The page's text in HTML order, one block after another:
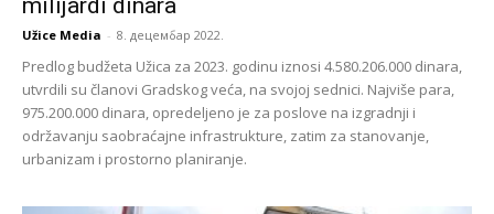
milijardi dinara
Užice Media - 8. децембар 2022.
Predlog budžeta Užica za 2023. godinu iznosi 4.580.206.000 dinara,
utvrdili su članovi Gradskog veća, na svojoj sednici. Najviše para,
975.200.000 dinara, opredeljeno je za poslove na izgradnji i
održavanju saobraćajne infrastrukture, zatim za stanovanje,
urbanizam i prostorno planiranje.